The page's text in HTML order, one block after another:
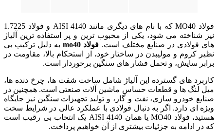
فولاد MO40 که با نام‌ های دیگری مانند AISI 4140 و فولاد 1.7225
نیز شناخته می‌ شود، یکی از محبوب‌ ترین و پر استفاده‌ ترین آلیاژ
های فولادی در صنایع مختلف است. فولاد mo40
به دلیل ترکیب بی‌
نظیر کروم و مولیبدن در ساختار خود، از استحکام بالا، مقاومت در
برابر سایش، و تحمل فشار های سنگین برخوردار است.
کاربرد های گسترده این آلیاژ شامل ساخت شفت‌ ها، چرخ‌ دنده‌ ها،
میل‌ لنگ‌ ها و قطعات حساس ماشین‌ آلات صنعتی است. همچنین در
صنایع خودرو سازی، نفت و گاز، و تولید تجهیزات سنگین نیز جایگاه
ویژه‌ ای دارد. اگر به دنبال فولادی با عملکرد عالی در شرایط سخت
هستید، فولاد MO40 یا همان AISI 4140 یک انتخاب بی‌ رقیب است
که در ادامه به جزئیات بیشتری از آن خواهیم پرداخت.